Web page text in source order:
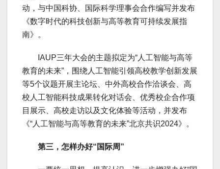
动，与中国科协、国际科学理事会合作编写并发布
《数字时代的科技创新与高等教育可持续发展指
南》。
IAUP三年大会的主题拟定为“人工智能与高等
教育的未来”，围绕人工智能引领高校教学创新发展
等5个议题开展主论坛、中外高校合作洽谈会、高
校人工智能科技成果转化对话会、优秀校企合作项
目展示、高校走访以及文化体验等活动，并发布
《“人工智能与高等教育的未来”北京共识2024》。
第三，怎样办好“国际周”